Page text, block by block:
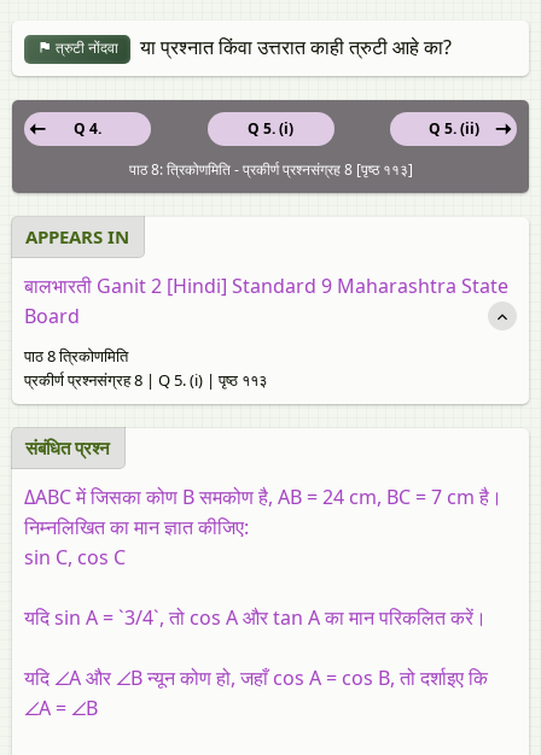
त्रुटी नोंदवा या प्रश्नात किंवा उत्तरात काही त्रुटी आहे का?
Q 5. (i)
Q 4.
Q 5. (ii)
पाठ 8: त्रिकोणमिति - प्रकीर्ण प्रश्नसंग्रह 8 [पृष्ठ ११३]
APPEARS IN
बालभारती Ganit 2 [Hindi] Standard 9 Maharashtra State
Board
पाठ 8 त्रिकोणमिति
प्रकीर्ण प्रश्नसंग्रह 8 | Q 5. (i) | पृष्ठ ११३
संबंधित प्रश्‍न
ΔABC में जिसका कोण B समकोण है, AB = 24 cm, BC = 7 cm है।
निम्नलिखित का मान ज्ञात कीजिए:
sin C, cos C
यदि sin A = `3/4`, तो cos A और tan A का मान परिकलित करें।
यदि ∠A और ∠B न्यून कोण हो, जहाँ cos A = cos B, तो दर्शाइए कि
∠A = ∠B